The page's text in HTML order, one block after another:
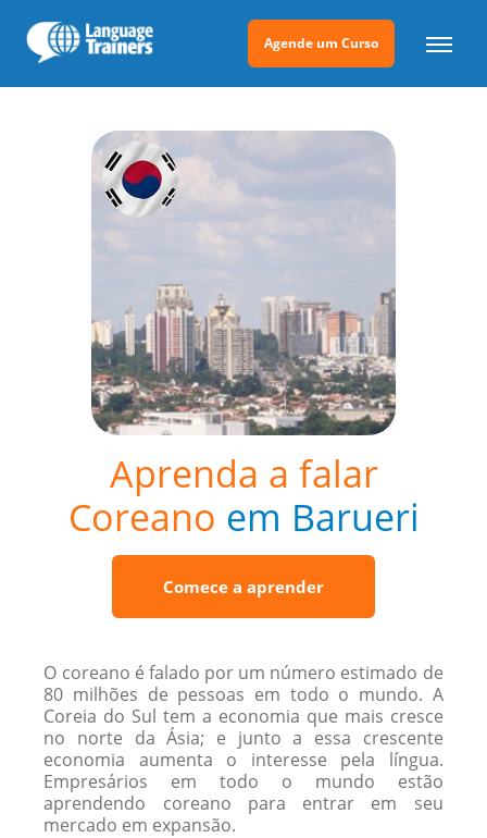
Agende um Curso
Aprenda a falar
Coreano em Barueri
Comece a aprender
O coreano é falado por um número estimado de
80 milhões de pessoas em todo o mundo. A
Coreia do Sul tem a economia que mais cresce
no norte da Ásia; e junto a essa crescente
economia aumenta o interesse pela língua.
Empresários em todo o mundo estão
aprendendo coreano para entrar em seu
mercado em expansão.